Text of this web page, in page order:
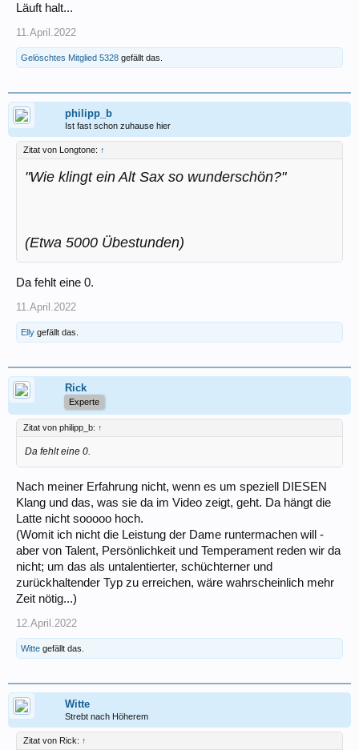
Läuft halt...
11.April.2022
Gelöschtes Mitglied 5328 gefällt das.
philipp_b
Ist fast schon zuhause hier
Zitat von Longtone: ↑
"Wie klingt ein Alt Sax so wunderschön?"
(Etwa 5000 Übestunden)
Da fehlt eine 0.
11.April.2022
Elly gefällt das.
Rick
Experte
Zitat von philipp_b: ↑
Da fehlt eine 0.
Nach meiner Erfahrung nicht, wenn es um speziell DIESEN
Klang und das, was sie da im Video zeigt, geht. Da hängt die
Latte nicht sooooo hoch.
(Womit ich nicht die Leistung der Dame runtermachen will -
aber von Talent, Persönlichkeit und Temperament reden wir da
nicht; um das als untalentierter, schüchterner und
zurückhaltender Typ zu erreichen, wäre wahrscheinlich mehr
Zeit nötig...)
12.April.2022
Witte gefällt das.
Witte
Strebt nach Höherem
Zitat von Rick: ↑